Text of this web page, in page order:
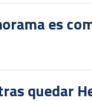
es
quedar